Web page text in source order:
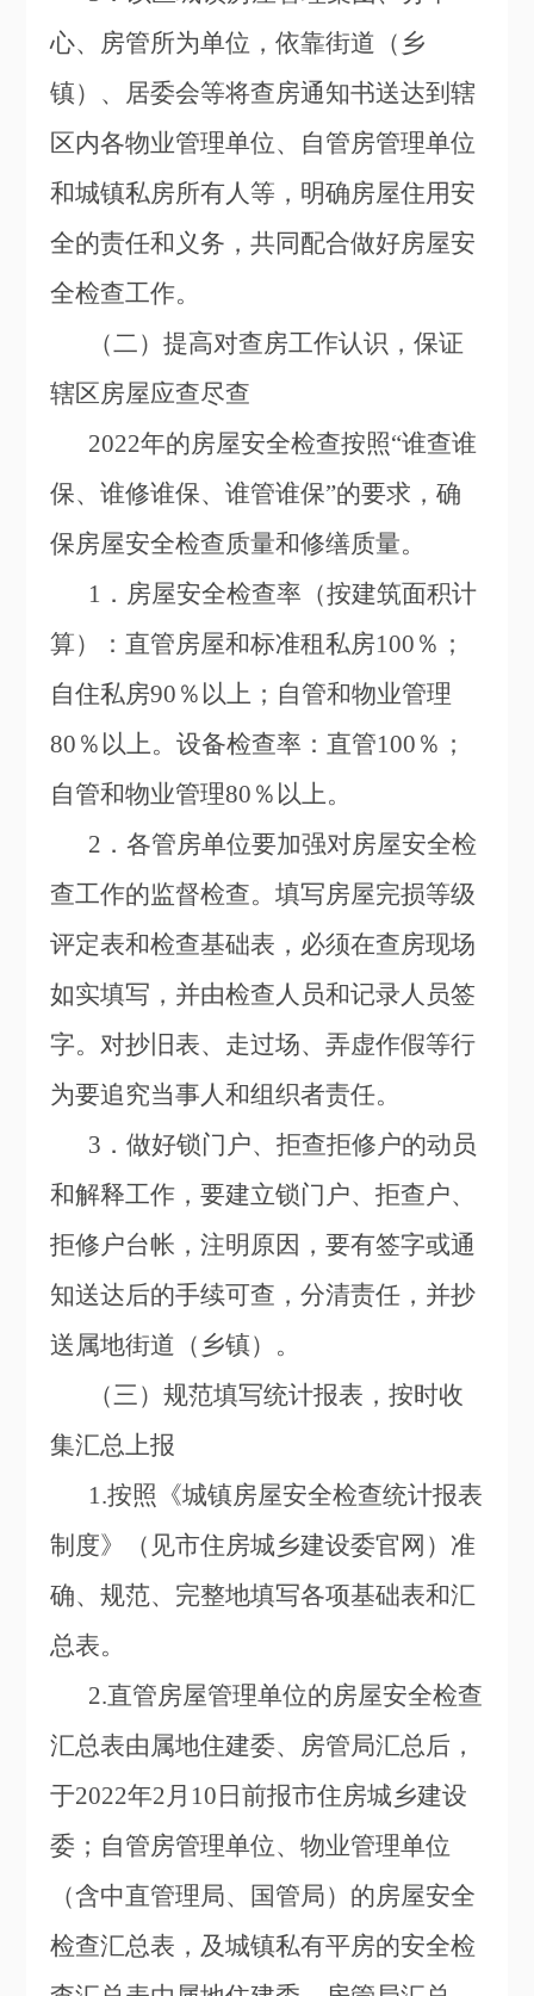
心、房管所为单位，依靠街道（乡
镇）、居委会等将查房通知书送达到辖
区内各物业管理单位、自管房管理单位
和城镇私房所有人等，明确房屋住用安
全的责任和义务，共同配合做好房屋安
全检查工作。
（二）提高对查房工作认识，保证
辖区房屋应查尽查
2022年的房屋安全检查按照“谁查谁
保、谁修谁保、谁管谁保”的要求，确
保房屋安全检查质量和修缮质量。
1 ．房屋安全检查率（按建筑面积计
算）：直管房屋和标准租私房100％；
自住私房90％以上；自管和物业管理
80％以上。设备检查率：直管100％；
自管和物业管理80％以上。
2 ．各管房单位要加强对房屋安全检
查工作的监督检查。填写房屋完损等级
评定表和检查基础表，必须在查房现场
如实填写，并由检查人员和记录人员签
字。对抄旧表、走过场、弄虚作假等行
为要追究当事人和组织者责任。
3 ．做好锁门户、拒查拒修户的动员
和解释工作，要建立锁门户、拒查户、
拒修户台帐，注明原因，要有签字或通
知送达后的手续可查，分清责任，并抄
送属地街道（乡镇）。
（三）规范填写统计报表，按时收
集汇总上报
1.按照《城镇房屋安全检查统计报表
制度》（见市住房城乡建设委官网 ）准
确、规范、完整地填写各项基础表和汇
总表。
2.直管房屋管理单位的房屋安全检查
汇总表由属地住建委、房管局汇总后，
于2022年2月10日前报市住房城乡建设
委；自管房管理单位、物业管理单位
（含中直管理局、国管局）的房屋安全
检查汇总表，及城镇私有平房的安全检